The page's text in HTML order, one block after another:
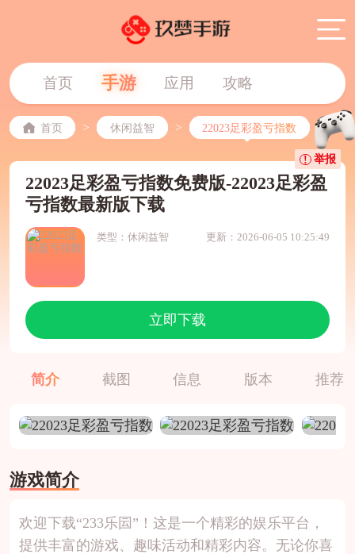
首页 手游 应用 攻略
首页 > 休闲益智 > 22023足彩盈亏指数
22023足彩盈亏指数免费版-22023足彩盈
亏指数最新版下载
类型：休闲益智 更新：2026-06-05 10:25:49
立即下载
举报
简介 截图 信息 版本 推荐
游戏简介
欢迎下载“233乐囩”！这是一个精彩的娱乐平台，
提供丰富的游戏、趣味活动和精彩内容。无论你喜